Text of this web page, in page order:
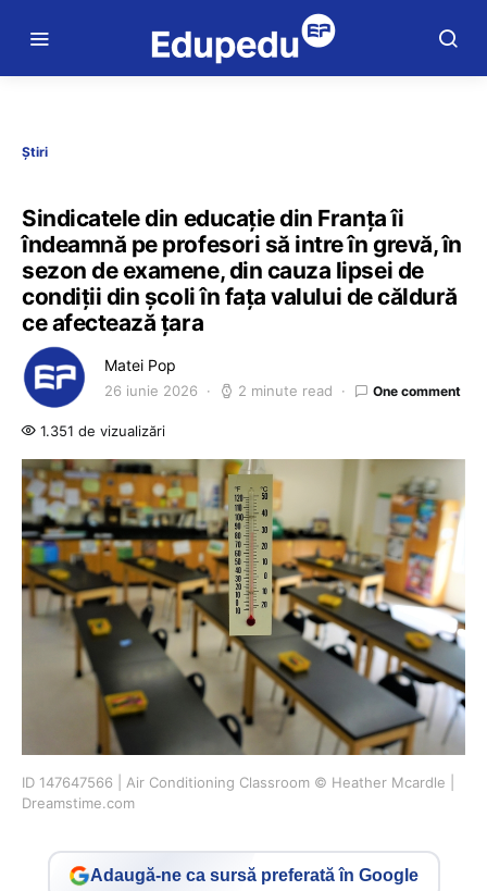
Știri
Sindicatele din educație din Franța îi
îndeamnă pe profesori să intre în grevă, în
sezon de examene, din cauza lipsei de
condiții din școli în fața valului de căldură
ce afectează țara
Matei Pop
26 iunie 2026 2 minute read One comment
1.351 de vizualizări
ID 147647566 | Air Conditioning Classroom © Heather Mcardle |
Dreamstime.com
Adaugă-ne ca sursă preferată în Google